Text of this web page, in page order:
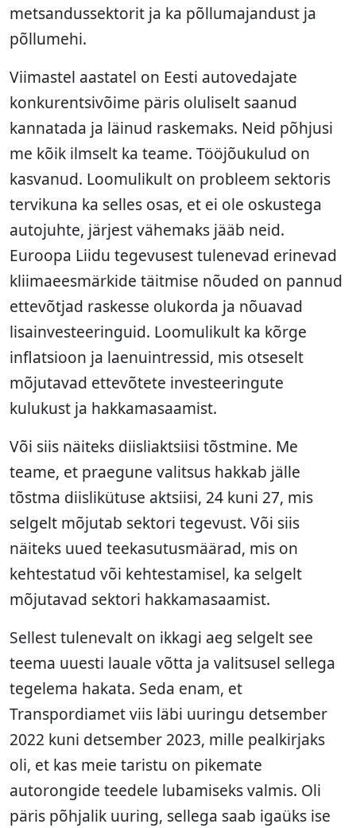
metsandussektorit ja ka põllumajandust ja
põllumehi.
Viimastel aastatel on Eesti autovedajate
konkurentsivõime päris oluliselt saanud
kannatada ja läinud raskemaks. Neid põhjusi
me kõik ilmselt ka teame. Tööjõukulud on
kasvanud. Loomulikult on probleem sektoris
tervikuna ka selles osas, et ei ole oskustega
autojuhte, järjest vähemaks jääb neid.
Euroopa Liidu tegevusest tulenevad erinevad
kliimaeesmärkide täitmise nõuded on pannud
ettevõtjad raskesse olukorda ja nõuavad
lisainvesteeringuid. Loomulikult ka kõrge
inflatsioon ja laenuintressid, mis otseselt
mõjutavad ettevõtete investeeringute
kulukust ja hakkamasaamist.
Või siis näiteks diisliaktsiisi tõstmine. Me
teame, et praegune valitsus hakkab jälle
tõstma diislikütuse aktsiisi, 24 kuni 27, mis
selgelt mõjutab sektori tegevust. Või siis
näiteks uued teekasutusmäärad, mis on
kehtestatud või kehtestamisel, ka selgelt
mõjutavad sektori hakkamasaamist.
Sellest tulenevalt on ikkagi aeg selgelt see
teema uuesti lauale võtta ja valitsusel sellega
tegelema hakata. Seda enam, et
Transpordiamet viis läbi uuringu detsember
2022 kuni detsember 2023, mille pealkirjaks
oli, et kas meie taristu on pikemate
autorongide teedele lubamiseks valmis. Oli
päris põhjalik uuring, sellega saab igaüks ise